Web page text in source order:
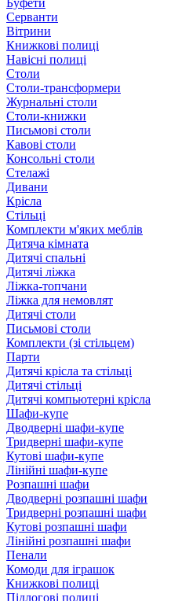
Буфети
Серванти
Вітрини
Книжкові полиці
Навісні полиці
Столи
Столи-трансформери
Журнальні столи
Столи-книжки
Письмові столи
Кавові столи
Консольні столи
Стелажі
Дивани
Крісла
Стільці
Комплекти м'яких меблів
Дитяча кімната
Дитячі спальні
Дитячі ліжка
Ліжка-топчани
Ліжка для немовлят
Дитячі столи
Письмові столи
Комплекти (зі стільцем)
Парти
Дитячі крісла та стільці
Дитячі стільці
Дитячі компьютерні крісла
Шафи-купе
Дводверні шафи-купе
Тридверні шафи-купе
Кутові шафи-купе
Лінійні шафи-купе
Розпашні шафи
Дводверні розпашні шафи
Тридверні розпашні шафи
Кутові розпашні шафи
Лінійні розпашні шафи
Пенали
Комоди для іграшок
Книжкові полиці
Підлогові полиці